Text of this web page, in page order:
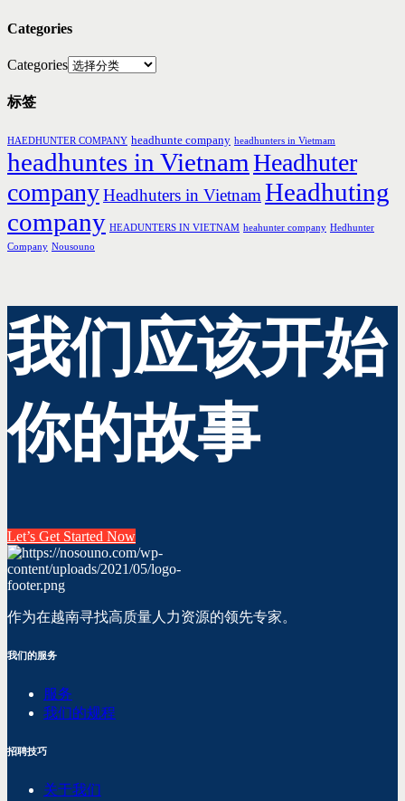
Categories
Categories
标签
HAEDHUNTER COMPANY headhunte company headhunters in Vietmam
headhuntes in VietnamHeadhuter
companyHeadhuters in Vietnam Headhuting
company HEADUNTERS IN VIETNAM heahunter company Hedhunter
Company Nousouno
我们应该开始
你的故事
Let’s Get Started Now
作为在越南寻找高质量人力资源的领先专家。
我们的服务
服务
我们的规程
招聘技巧
关于我们